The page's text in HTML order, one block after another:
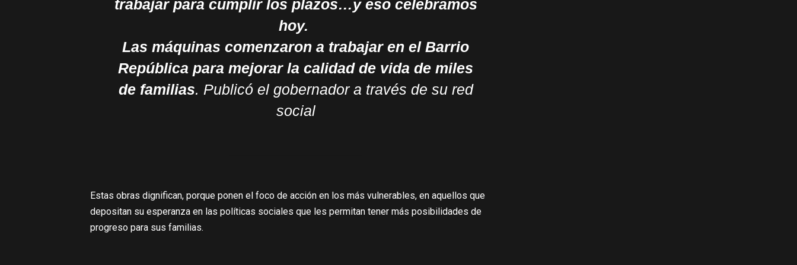
trabajar para cumplir los plazos…y eso celebramos
hoy.
Las máquinas comenzaron a trabajar en el Barrio
República para mejorar la calidad de vida de miles
de familias. Publicó el gobernador a través de su red
social
Estas obras dignifican, porque ponen el foco de acción en los más vulnerables, en aquellos que
depositan su esperanza en las políticas sociales que les permitan tener más posibilidades de
progreso para sus familias.